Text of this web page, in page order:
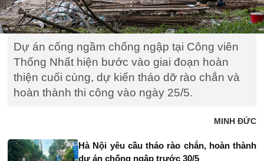
Dự án cống ngầm chống ngập tại Công viên
Thống Nhất hiện bước vào giai đoạn hoàn
thiện cuối cùng, dự kiến tháo dỡ rào chắn và
hoàn thành thi công vào ngày 25/5.
MINH ĐỨC
Hà Nội yêu cầu tháo rào chắn, hoàn thành
dự án chống ngập trước 30/5